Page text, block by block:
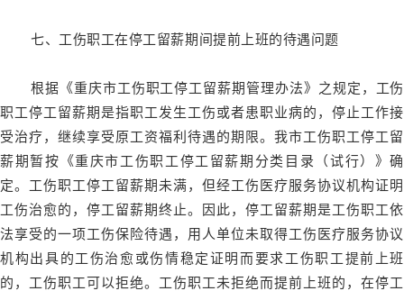
七、工伤职工在停工留薪期间提前上班的待遇问题
根据《重庆市工伤职工停工留薪期管理办法》之规定，工伤
职工停工留薪期是指职工发生工伤或者患职业病的，停止工作接
受治疗，继续享受原工资福利待遇的期限。我市工伤职工停工留
薪期暂按《重庆市工伤职工停工留薪期分类目录（试行）》确
定。工伤职工停工留薪期未满，但经工伤医疗服务协议机构证明
工伤治愈的，停工留薪期终止。因此，停工留薪期是工伤职工依
法享受的一项工伤保险待遇，用人单位未取得工伤医疗服务协议
机构出具的工伤治愈或伤情稳定证明而要求工伤职工提前上班
的，工伤职工可以拒绝。工伤职工未拒绝而提前上班的，在停工